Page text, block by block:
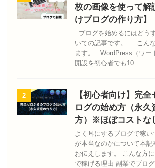
枚の画像を使って解
けブログの作り方】
ブログを始めるにはどう
いての記事です。 こん
ます。 WordPress（ワー
開設を初心者でも10 ...
2
【初心者向け】完
ログの始め方（永久
方）※ほぼコストな
よく耳にするブログで稼い
が本当なのかについて本
お伝えします。 こんな方
で稼げる理由 副業でブロ